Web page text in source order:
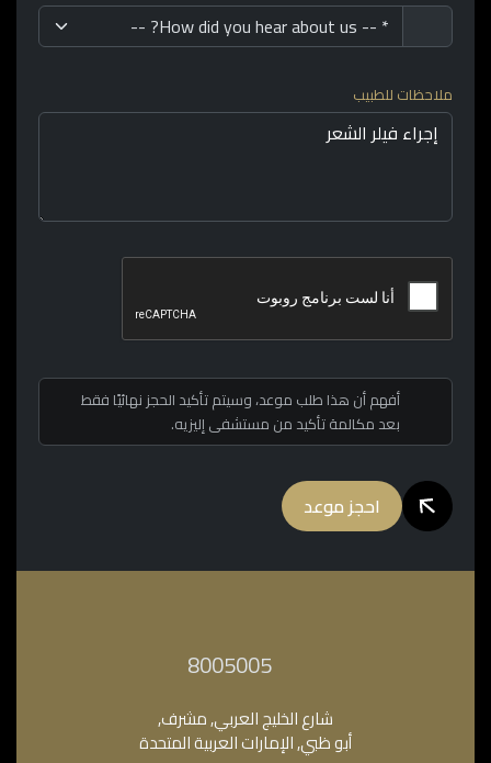
ملاحظات للطبيب
أفهم أن هذا طلب موعد، وسيتم تأكيد الحجز نهائيًا فقط
بعد مكالمة تأكيد من مستشفى إليزيه.
احجز موعد
شارع الخليج العربي, مشرف,
أبو ظبي, الإمارات العربية المتحدة